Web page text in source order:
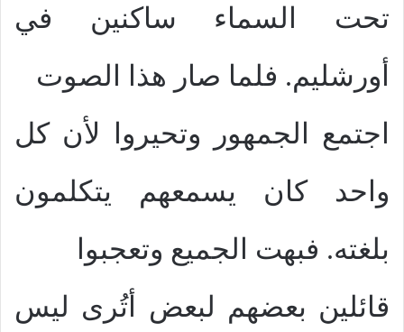
تحت السماء ساكنين في
أورشليم. فلما صار هذا الصوت
اجتمع الجمهور وتحيروا لأن كل
واحد كان يسمعهم يتكلمون
بلغته. فبهت الجميع وتعجبوا
قائلين بعضهم لبعض أتُرى ليس